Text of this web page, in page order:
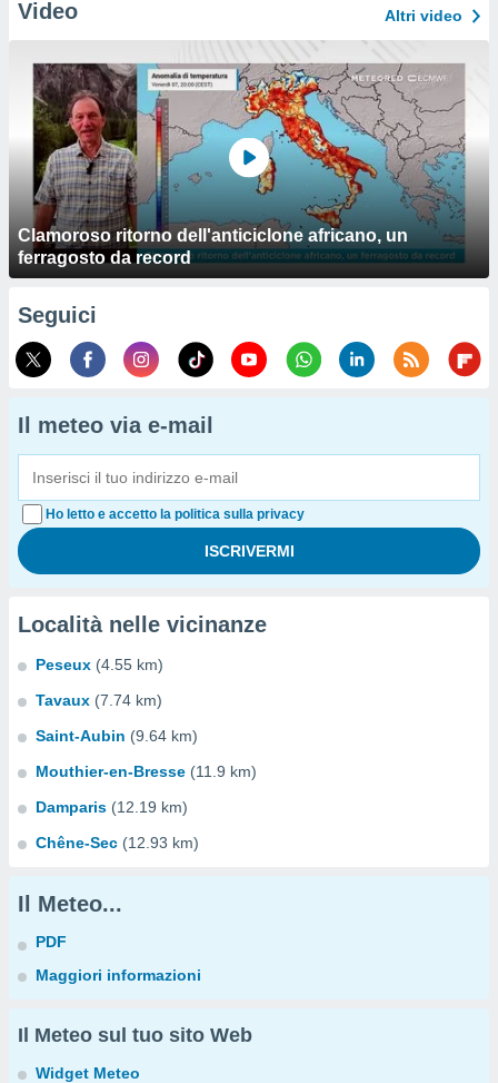
Video Altri video
Clamoroso ritorno dell'anticiclone africano, un
ferragosto da record
Seguici
Il meteo via e-mail
Ho letto e accetto la politica sulla privacy
Località nelle vicinanze
Peseux (4.55 km)
Tavaux (7.74 km)
Saint-Aubin (9.64 km)
Mouthier-en-Bresse (11.9 km)
Damparis (12.19 km)
Chêne-Sec (12.93 km)
Il Meteo...
PDF
Maggiori informazioni
Il Meteo sul tuo sito Web
Widget Meteo